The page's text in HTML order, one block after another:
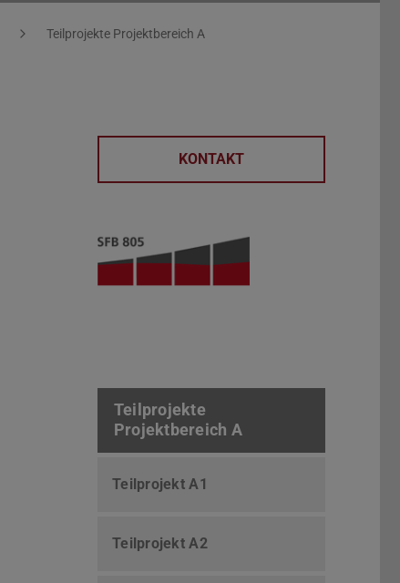
Teilprojekte Projektbereich A
KONTAKT
Teilprojekte
Projektbereich A
Teilprojekt A1
Teilprojekt A2